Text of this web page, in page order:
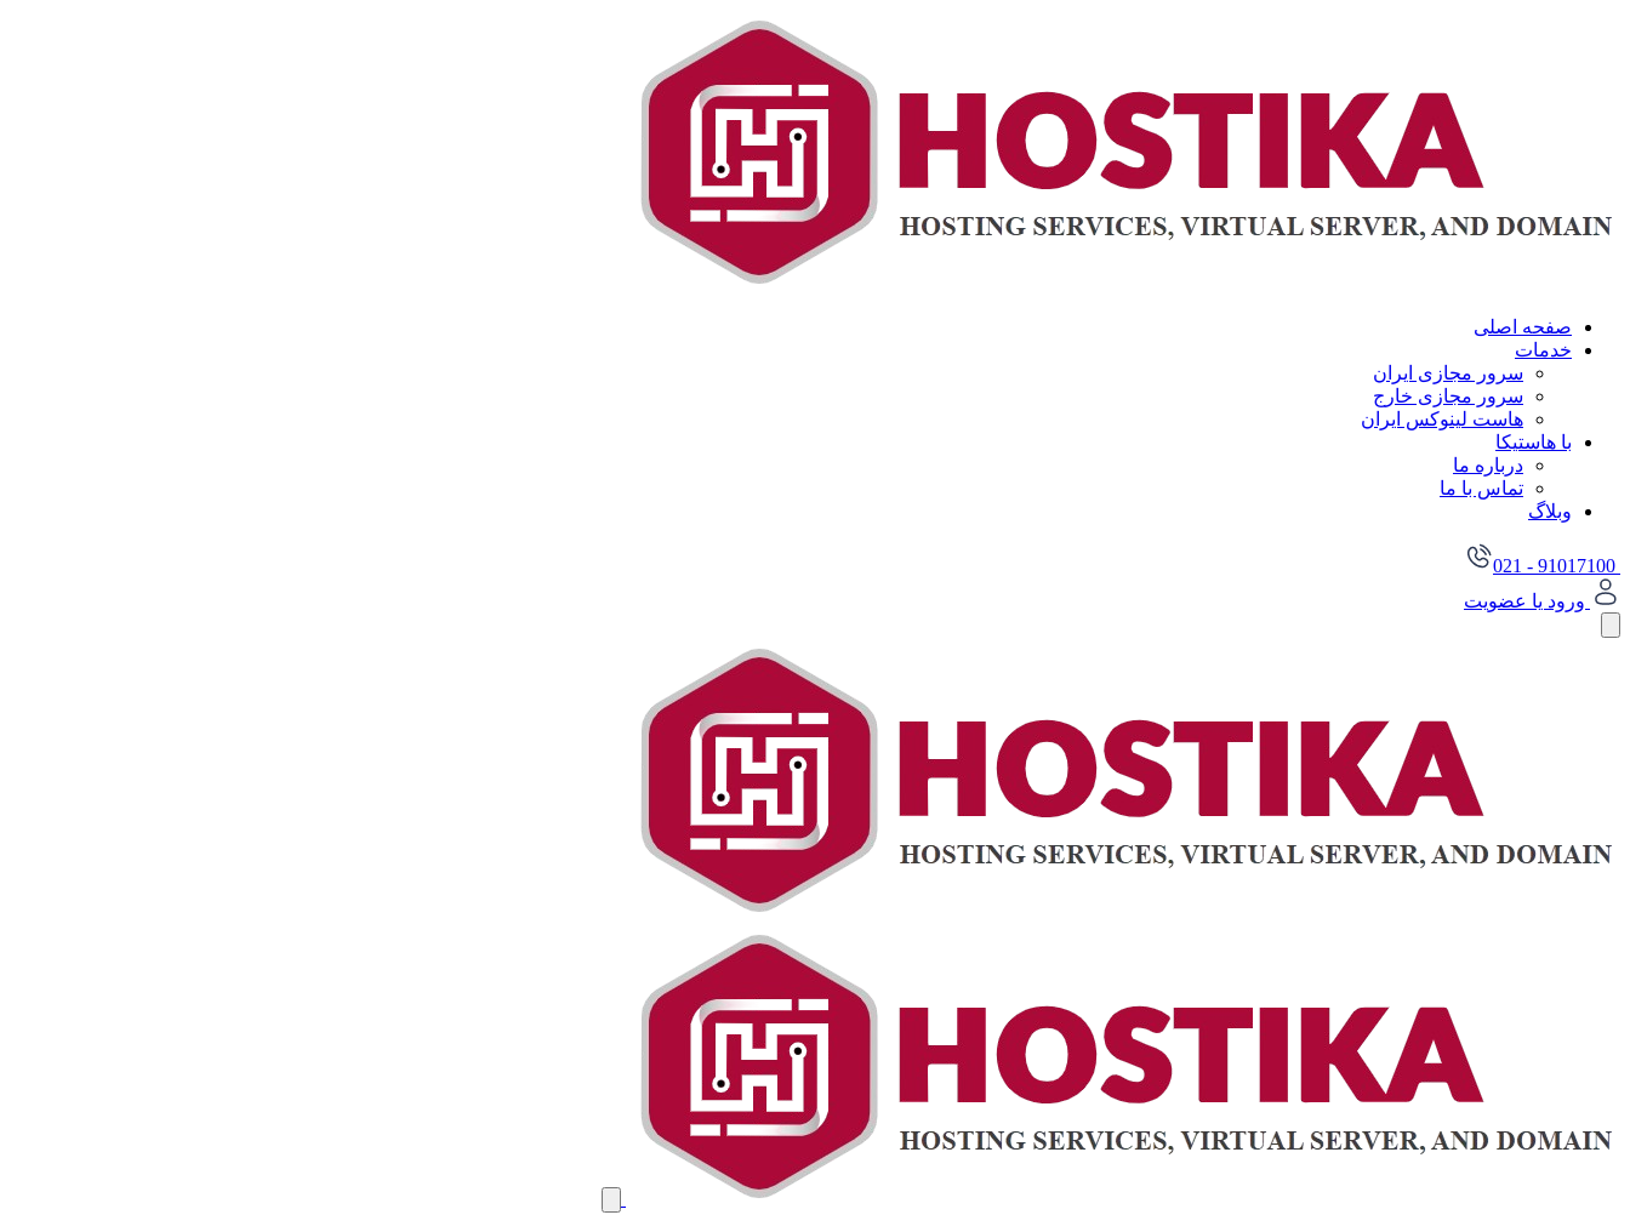
صفحه اصلی
خدمات
سرور مجازی ایران
سرور مجازی خارج
هاست لینوکس ایران
با هاستیکا
درباره ما
تماس با ما
وبلاگ
021 - 91017100
ورود یا عضویت